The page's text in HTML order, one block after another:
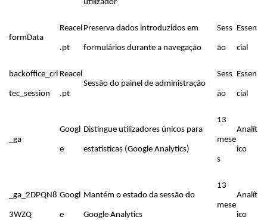
utilizador
formData
Reacel
.pt
Preserva dados introduzidos em
formulários durante a navegação
Sess
ão
Essen
cial
backoffice_cri
tec_session
Reacel
.pt
Sessão do painel de administração
Sess
ão
Essen
cial
_ga
Googl
e
Distingue utilizadores únicos para
estatísticas (Google Analytics)
13
mese
s
Analít
ico
_ga_2DPQN8
3WZQ
Googl
e
Mantém o estado da sessão do
Google Analytics
13
mese
Analít
ico